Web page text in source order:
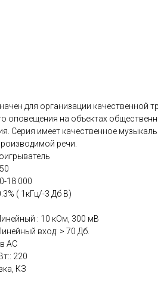
для организации качественной
оповещения на объектах
Серия имеет качественное
речи.
18 000
( 1кГц/-3 Дб В)
: 10 кОм, 300 мВ
вход: > 70 Дб.
АС
220
КЗ